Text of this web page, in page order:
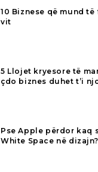
10 Biznese që mund
vit
5 Llojet kryesore të
çdo biznes duhet t’i
Pse Apple përdor kaq
White Space në dizajn?